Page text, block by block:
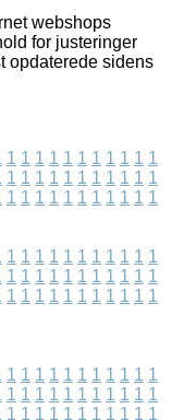
webshops
for justeringer
opdaterede sidens
1 1 1 1 1 1 1 1 1 1 1
1 1 1 1 1 1 1 1 1 1 1
1 1 1 1 1 1 1 1 1 1 1
1 1 1 1 1 1 1 1 1 1 1
1 1 1 1 1 1 1 1 1 1 1
1 1 1 1 1 1 1 1 1 1 1
1 1 1 1 1 1 1 1 1 1 1
1 1 1 1 1 1 1 1 1 1 1
1 1 1 1 1 1 1 1 1 1 1